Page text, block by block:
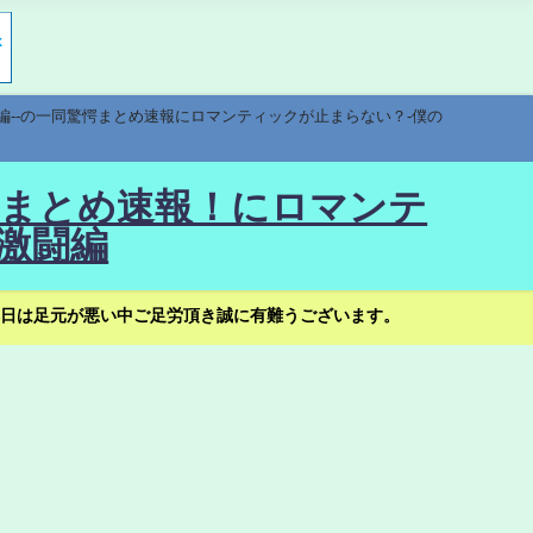
の一同驚愕まとめ速報にロマンティックが止まらない？-僕の
とめ速報！にロマンテ
闘編
足元が悪い中ご足労頂き誠に有難うございます。